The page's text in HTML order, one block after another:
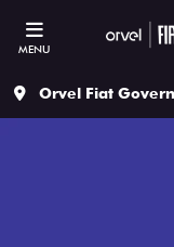
MENU
Orvel Fiat